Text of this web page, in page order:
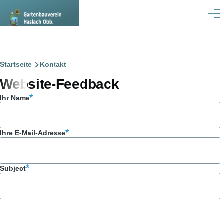
Pfadnavigation
Startseite Kontakt
Website-Feedback
Ihr Name
Ihre E-Mail-Adresse
Subject